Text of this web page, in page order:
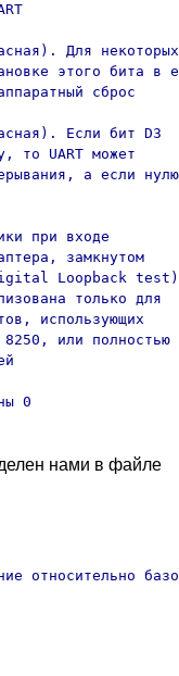
Для некоторых
этого бита в
сброс
Если бит D3
то UART может
а если
при входе
замкнутом
Loopback
только для
использующих
или полностью
нами в файле